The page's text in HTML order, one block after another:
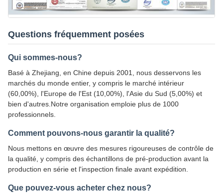
Questions fréquemment posées
Qui sommes-nous?
Basé à Zhejiang, en Chine depuis 2001, nous desservons les
marchés du monde entier, y compris le marché intérieur
(60,00%), l'Europe de l'Est (10,00%), l'Asie du Sud (5,00%) et
bien d'autres.Notre organisation emploie plus de 1000
professionnels.
Comment pouvons-nous garantir la qualité?
Nous mettons en œuvre des mesures rigoureuses de contrôle de
la qualité, y compris des échantillons de pré-production avant la
production en série et l'inspection finale avant expédition.
Que pouvez-vous acheter chez nous?